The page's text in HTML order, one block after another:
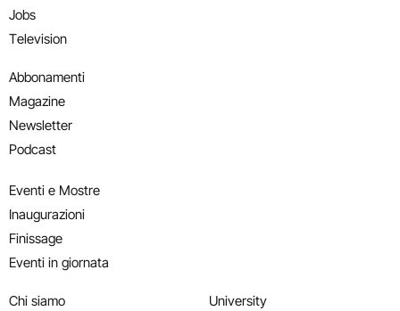
Jobs
Television
Abbonamenti
Magazine
Newsletter
Podcast
Eventi e Mostre
Inaugurazioni
Finissage
Eventi in giornata
Chi siamo
University